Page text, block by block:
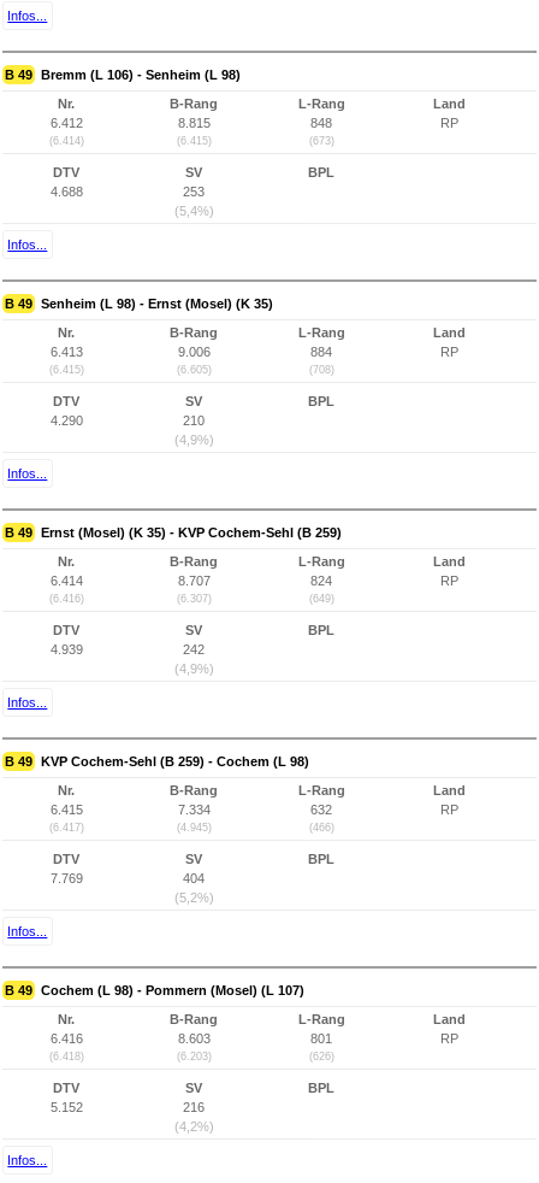
Infos...
B 49 Bremm (L 106) - Senheim (L 98)
Nr.
6.412
(6.414)
B-Rang
8.815
(6.415)
L-Rang
848
(673)
Land
RP
DTV
4.688
SV
253
(5,4%)
BPL
Infos...
B 49 Senheim (L 98) - Ernst (Mosel) (K 35)
Nr.
6.413
(6.415)
B-Rang
9.006
(6.605)
L-Rang
884
(708)
Land
RP
DTV
4.290
SV
210
(4,9%)
BPL
Infos...
B 49 Ernst (Mosel) (K 35) - KVP Cochem-Sehl (B 259)
Nr.
6.414
(6.416)
B-Rang
8.707
(6.307)
L-Rang
824
(649)
Land
RP
DTV
4.939
SV
242
(4,9%)
BPL
Infos...
B 49 KVP Cochem-Sehl (B 259) - Cochem (L 98)
Nr.
6.415
(6.417)
B-Rang
7.334
(4.945)
L-Rang
632
(466)
Land
RP
DTV
7.769
SV
404
(5,2%)
BPL
Infos...
B 49 Cochem (L 98) - Pommern (Mosel) (L 107)
Nr.
6.416
(6.418)
B-Rang
8.603
(6.203)
L-Rang
801
(626)
Land
RP
DTV
5.152
SV
216
(4,2%)
BPL
Infos...